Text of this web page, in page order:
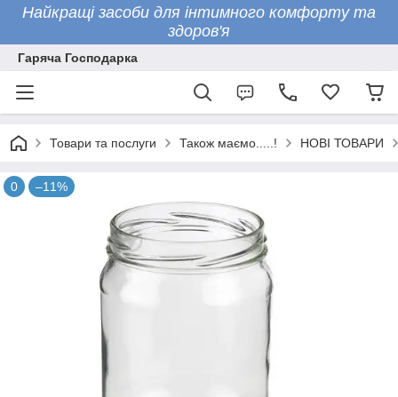
Найкращі засоби для інтимного комфорту та
здоров'я
Гаряча Господарка
Товари та послуги Також маємо.....! НОВІ ТОВАРИ
0 –11%